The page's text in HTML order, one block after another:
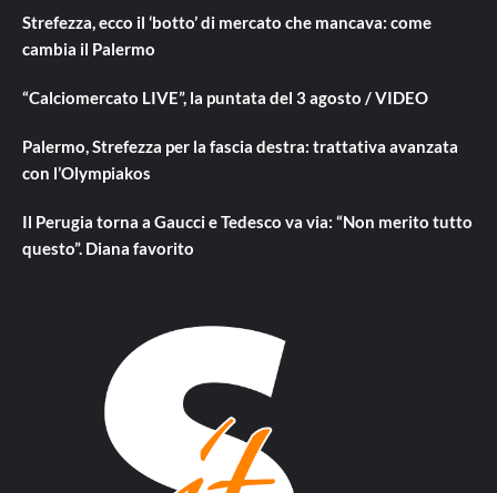
Strefezza, ecco il ‘botto’ di mercato che mancava: come
cambia il Palermo
“Calciomercato LIVE”, la puntata del 3 agosto / VIDEO
Palermo, Strefezza per la fascia destra: trattativa avanzata
con l’Olympiakos
Il Perugia torna a Gaucci e Tedesco va via: “Non merito tutto
questo”. Diana favorito